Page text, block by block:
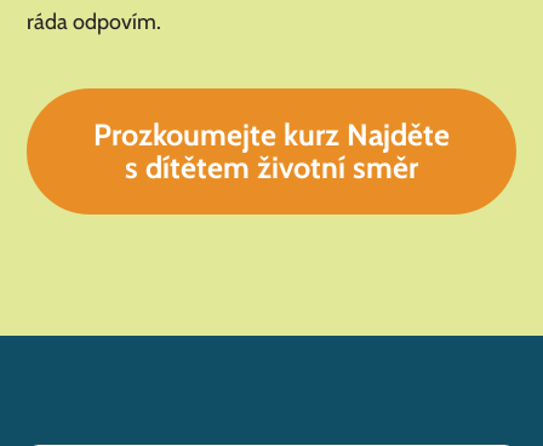
ráda odpovím.
Prozkoumejte kurz Najděte
s dítětem životní směr